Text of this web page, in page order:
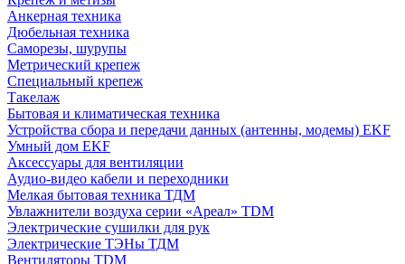
Анкерная техника
Дюбельная техника
Саморезы, шурупы
Метрический крепеж
Специальный крепеж
Такелаж
Бытовая и климатическая техника
Устройства сбора и передачи данных (антенны, модемы) EKF
Умный дом EKF
Аксессуары для вентиляции
Аудио-видео кабели и переходники
Мелкая бытовая техника ТДМ
Увлажнители воздуха серии «Ареал» TDM
Электрические сушилки для рук
Электрические ТЭНы ТДМ
Вентиляторы TDM